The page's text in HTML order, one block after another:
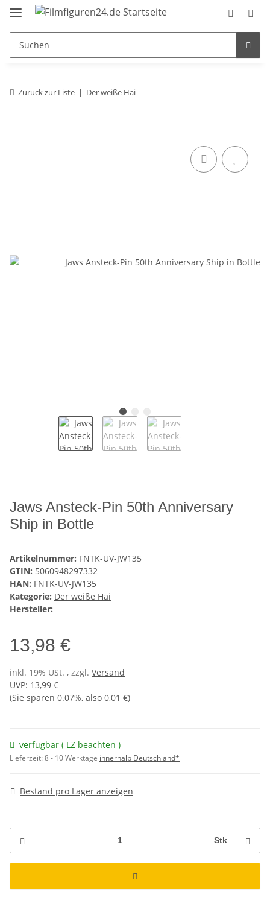
Zurück zur Liste Der weiße Hai
Jaws Ansteck-Pin 50th Anniversary
Ship in Bottle
Artikelnummer: FNTK-UV-JW135
GTIN: 5060948297332
HAN: FNTK-UV-JW135
Kategorie: Der weiße Hai
Hersteller:
13,98 €
inkl. 19% USt. , zzgl. Versand
UVP: 13,99 €
(Sie sparen 0.07%, also 0,01 €)
verfügbar ( LZ beachten )
Lieferzeit:8 - 10 Werktage innerhalb Deutschland*
Bestand pro Lager anzeigen
Stk